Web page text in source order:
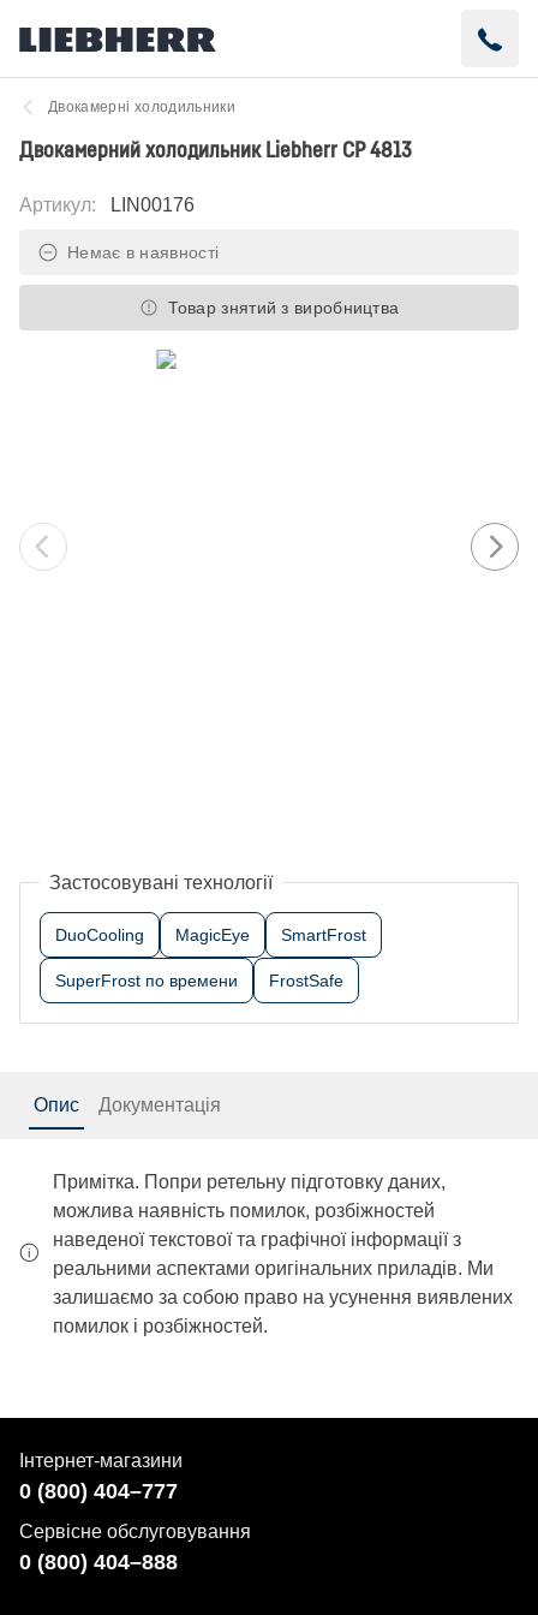
Двокамерні холодильники
Двокамерний холодильник Liebherr CP 4813
Артикул: LIN00176
Немає в наявності
Товар знятий з виробництва
Застосовувані технології
DuoCooling MagicEye SmartFrost
SuperFrost по времени FrostSafe
Опис Документація
Примітка. Попри ретельну підготовку даних,
можлива наявність помилок, розбіжностей
наведеної текстової та графічної інформації з
реальними аспектами оригінальних приладів. Ми
залишаємо за собою право на усунення виявлених
помилок і розбіжностей.
Інтернет-магазини
0 (800) 404–777
Сервісне обслуговування
0 (800) 404–888